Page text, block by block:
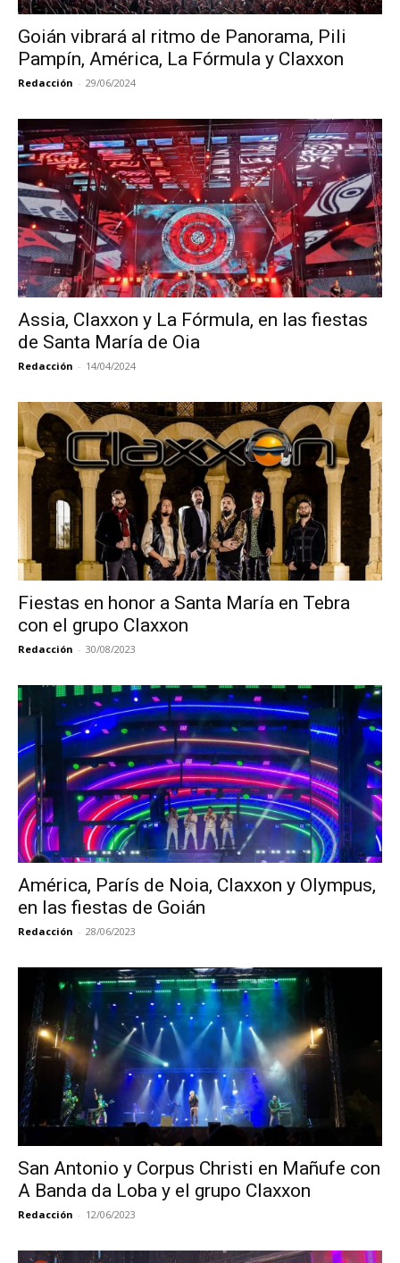
Goián vibrará al ritmo de Panorama, Pili
Pampín, América, La Fórmula y Claxxon
Redacción - 29/06/2024
Assia, Claxxon y La Fórmula, en las fiestas
de Santa María de Oia
Redacción - 14/04/2024
Fiestas en honor a Santa María en Tebra
con el grupo Claxxon
Redacción - 30/08/2023
América, París de Noia, Claxxon y Olympus,
en las fiestas de Goián
Redacción - 28/06/2023
San Antonio y Corpus Christi en Mañufe con
A Banda da Loba y el grupo Claxxon
Redacción - 12/06/2023